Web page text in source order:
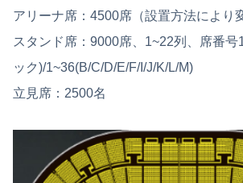
アリーナ席：4500席（設置方法により
スタンド席：9000席、1~22列、席番号
ック)/1~36(B/C/D/E/F/I/J/K/L/M)
立見席：2500名